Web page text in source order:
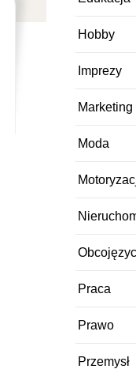
Hobby
Imprezy
Moda
Praca
Prawo
Przemysł